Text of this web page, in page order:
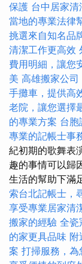
保護 台中居家
當地的專業法律
挑選來自知名品
清潔工作更高效
費用明細，讓您
美 高雄搬家公
手攤車，提供高
老院，讓您選擇
的專業方案 台胞
專業的記帳士事
紀初期的歌舞表
趣的事情可以歸
生活的幫助下滿
索台北記帳士，
享受專業居家清
搬家的經驗 全瓷
的家更具品味 附
案 打掃服務，